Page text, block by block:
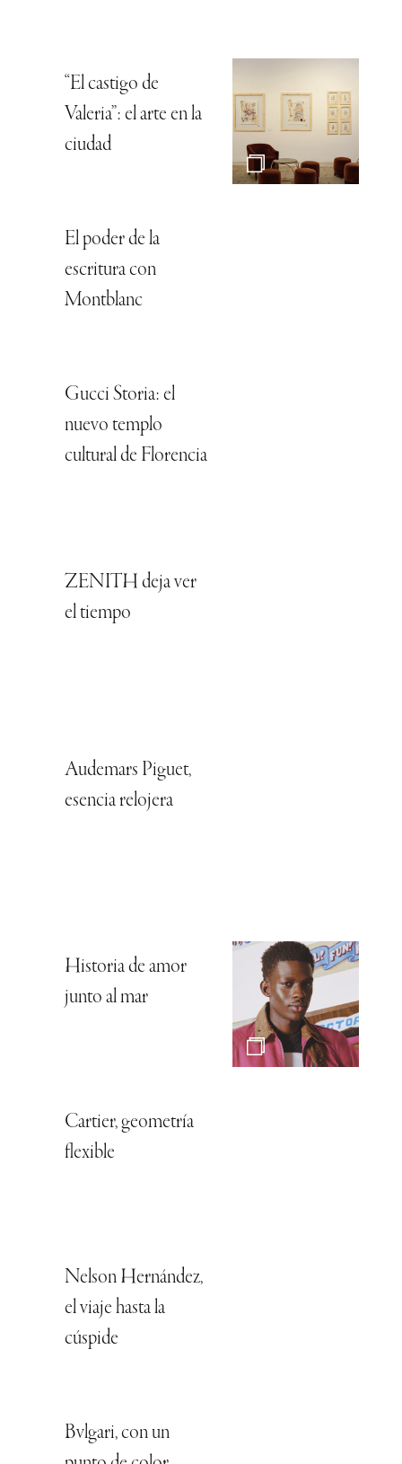
“El castigo de
Valeria”: el arte en la
ciudad
El poder de la
escritura con
Montblanc
Gucci Storia: el
nuevo templo
cultural de Florencia
ZENITH deja ver
el tiempo
Audemars Piguet,
esencia relojera
Historia de amor
junto al mar
Cartier, geometría
flexible
Nelson Hernández,
el viaje hasta la
cúspide
Bvlgari, con un